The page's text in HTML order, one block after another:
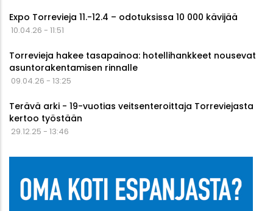
Expo Torrevieja 11.-12.4 – odotuksissa 10 000 kävijää
10.04.26 - 11:51
Torrevieja hakee tasapainoa: hotellihankkeet nousevat
asuntorakentamisen rinnalle
09.04.26 - 13:25
Terävä arki - 19-vuotias veitsenteroittaja Torreviejasta
kertoo työstään
29.12.25 - 13:46